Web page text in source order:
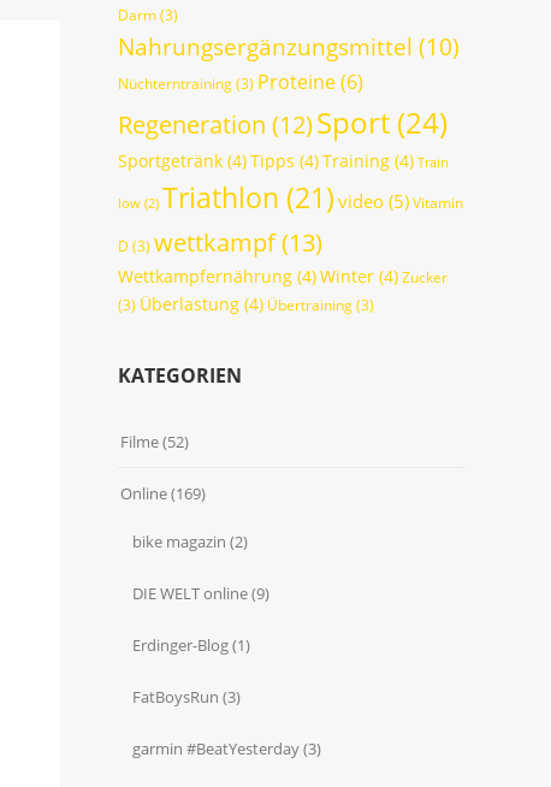
Darm(3)
Nahrungsergänzungsmittel (10)
Nüchterntraining(3) Proteine(6)
Regeneration (12)Sport (24)
Sportgetränk (4)Tipps (4)Training (4) Train
low (2) Triathlon (21) video (5)Vitamin
D (3) wettkampf(13)
Wettkampfernährung (4)Winter (4)Zucker
(3) Überlastung (4) Übertraining(3)
KATEGORIEN
Filme(52)
Online(169)
bike magazin (2)
DIE WELT online(9)
Erdinger-Blog(1)
FatBoysRun (3)
garmin #BeatYesterday(3)